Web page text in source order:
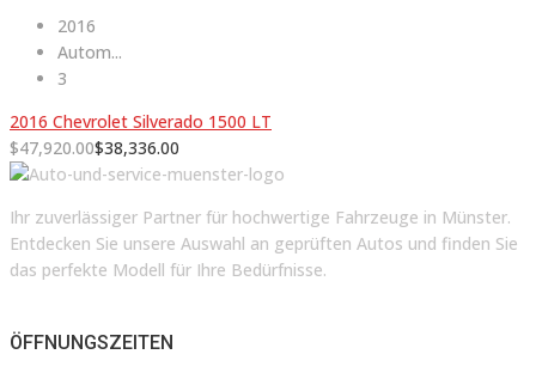
2016
Autom...
3
2016 Chevrolet Silverado 1500 LT
$47,920.00$38,336.00
Ihr zuverlässiger Partner für hochwertige Fahrzeuge in Münster.
Entdecken Sie unsere Auswahl an geprüften Autos und finden Sie
das perfekte Modell für Ihre Bedürfnisse.
ÖFFNUNGSZEITEN